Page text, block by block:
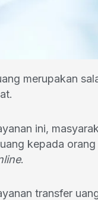
merupakan
ini,
kepada
.
transfer